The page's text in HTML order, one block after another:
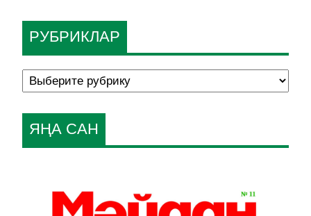
РУБРИКЛАР
ЯҢА САН